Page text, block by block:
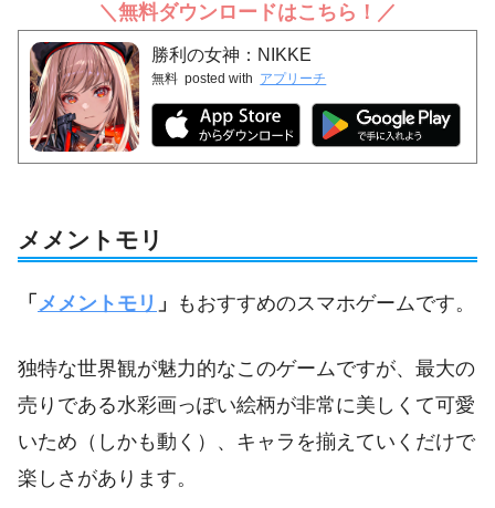
＼無料ダウンロードはこちら！／
勝利の女神：NIKKE
無料 posted with アプリーチ
メメントモリ
「 メメントモリ 」 もおすすめのスマホゲームです。
独特な世界観が魅力的なこのゲームですが、最大の
売りである水彩画っぽい絵柄が非常に美しくて可愛
いため（しかも動く）、キャラを揃えていくだけで
楽しさがあります。